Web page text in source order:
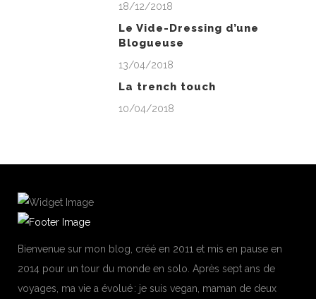
18/12/2018
Le Vide-Dressing d’une
Blogueuse
13/04/2018
La trench touch
10/04/2018
Bienvenue sur mon blog, créé en 2011 et mis en pause en
2014 pour un tour du monde en solo. Après sept ans de
voyages, ma vie a évolué : je suis vegan, maman de deux